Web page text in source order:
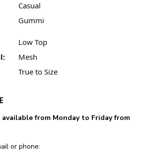
Casual
Gummi
Low Top
Mesh
True to Size
available from Monday to Friday from
or phone: